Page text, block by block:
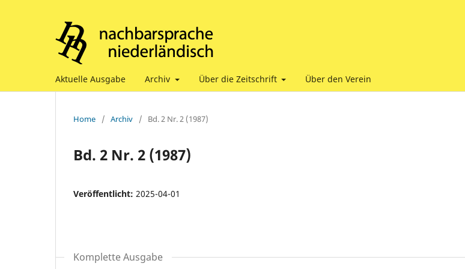
Aktuelle Ausgabe Archiv Über die Zeitschrift Über den Verein
Home / Archiv / Bd. 2 Nr. 2 (1987)
Bd. 2 Nr. 2 (1987)
Veröffentlicht: 2025-04-01
Komplette Ausgabe